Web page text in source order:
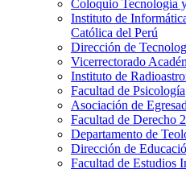
Coloquio Tecnología
Instituto de
Católica del Perú
Dirección de
Vicerrectorado
Instituto de
Facultad de Psicología
Asociación de
Facultad de Derecho 2
Departamento de
Dirección de
Facultad de Estudios